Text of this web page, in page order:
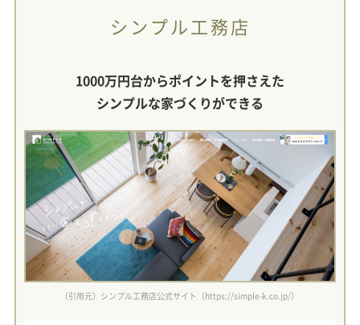
シンプル工務店
1000万円台からポイントを押さえた
シンプルな家づくりができる
（引用元）シンプル工務店公式サイト（https://simple-k.co.jp/）